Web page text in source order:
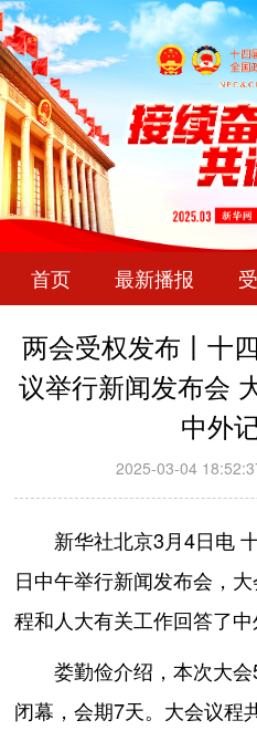
首页 最新播报
两会受权发布丨十
议举行新闻发布会
中外
2025-03-04
新华社北京3月4日电 十
日中午举行新闻发布会，
程和人大有关工作回答了中
娄勤俭介绍，本次大会
闭幕，会期7天。大会议程